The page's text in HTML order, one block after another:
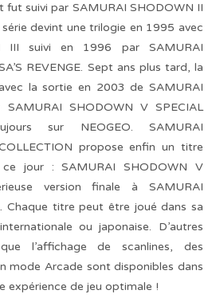
fut suivi par SAMURAI SHODOWN II
devint une trilogie en 1995 avec
III suivi en 1996 par SAMURAI
REVENGE. Sept ans plus tard, la
la sortie en 2003 de SAMURAI
SHODOWN V SPECIAL
sur NEOGEO. SAMURAI
propose enfin un titre
jour : SAMURAI SHODOWN V
version finale à SAMURAI
Chaque titre peut être joué dans sa
ou japonaise. D’autres
l’affichage de scanlines, des
mode Arcade sont disponibles dans
expérience de jeu optimale !